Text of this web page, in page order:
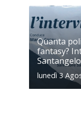
Quanta
fantasy?
Santangelo
lunedì 3